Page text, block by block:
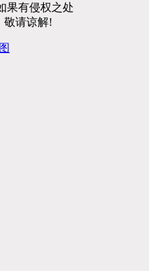
果有侵权之处
敬请谅解!